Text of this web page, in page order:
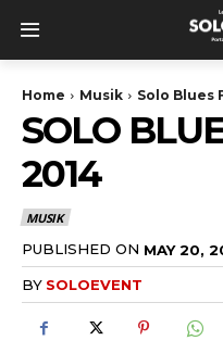
Home Musik Solo Blues
SOLO
2014
MUSIK
PUBLISHED ON MAY 20,
BY SOLOEVENT